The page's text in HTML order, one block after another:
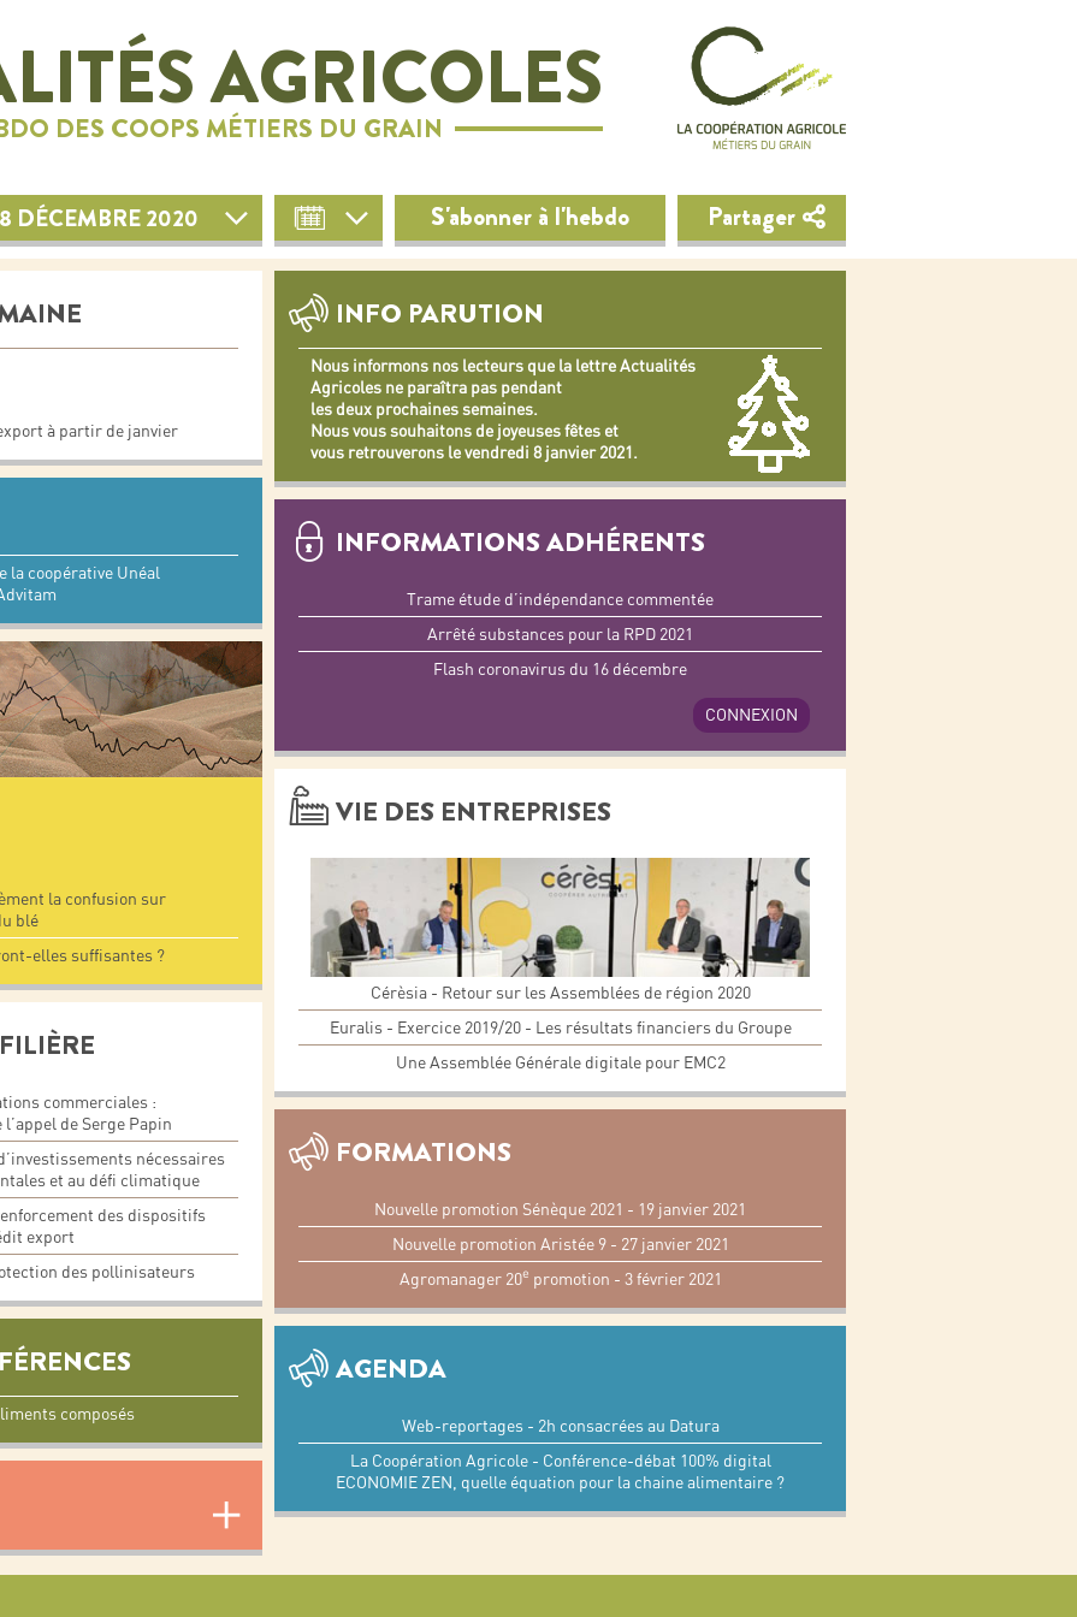
AGRICOLES
DES COOPS MÉTIERS DU GRAIN
S'abonner à l'hebdo Partager
DÉCEMBRE 2020
à partir de janvier
la coopérative Unéal
la confusion sur
blé
elles suffisantes ?
commerciales :
de Serge Papin
nécessaires
et au défi climatique
des dispositifs
export
des pollinisateurs
composés
INFO PARUTION
Nous informons nos lecteurs que la lettre Actualités
Agricoles ne paraîtra pas pendant
les deux prochaines semaines.
Nous vous souhaitons de joyeuses fêtes et
vous retrouverons le vendredi 8 janvier 2021.
INFORMATIONS ADHÉRENTS
Trame étude d’indépendance commentée
Arrêté substances pour la RPD 2021
Flash coronavirus du 16 décembre
CONNEXION
VIE DES ENTREPRISES
Cérèsia - Retour sur les Assemblées de région 2020
Euralis - Exercice 2019/20 - Les résultats financiers du Groupe
Une Assemblée Générale digitale pour EMC2
FORMATIONS
Nouvelle promotion Sénèque 2021 - 19 janvier 2021
Nouvelle promotion Aristée 9 - 27 janvier 2021
Agromanager 20e promotion - 3 février 2021
AGENDA
Web-reportages - 2h consacrées au Datura
La Coopération Agricole - Conférence-débat 100% digital
ECONOMIE ZEN, quelle équation pour la chaine alimentaire ?